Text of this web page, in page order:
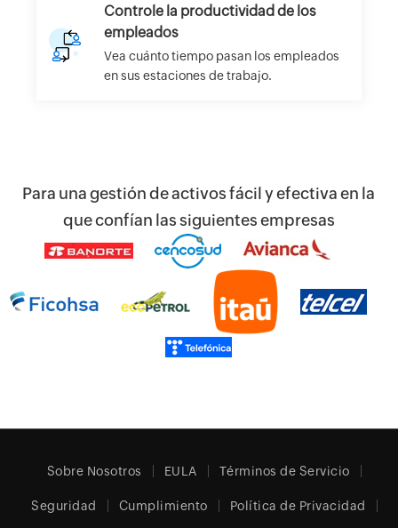
Controle la productividad de los
empleados
Vea cuánto tiempo pasan los empleados
en sus estaciones de trabajo.
Para una gestión de activos fácil y efectiva en la
que confían las siguientes empresas
Sobre Nosotros EULA Términos de Servicio
Seguridad Cumplimiento Política de Privacidad